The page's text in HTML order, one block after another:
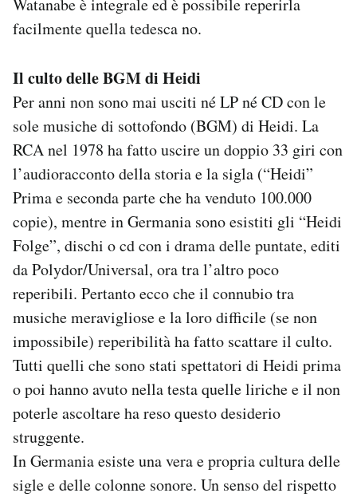
Watanabe è integrale ed è possibile reperirla
facilmente quella tedesca no.
Il culto delle BGM di Heidi
Per anni non sono mai usciti né LP né CD con le
sole musiche di sottofondo (BGM) di Heidi. La
RCA nel 1978 ha fatto uscire un doppio 33 giri con
l’audioracconto della storia e la sigla (“Heidi”
Prima e seconda parte che ha venduto 100.000
copie), mentre in Germania sono esistiti gli “Heidi
Folge”, dischi o cd con i drama delle puntate, editi
da Polydor/Universal, ora tra l’altro poco
reperibili. Pertanto ecco che il connubio tra
musiche meravigliose e la loro difficile (se non
impossibile) reperibilità ha fatto scattare il culto.
Tutti quelli che sono stati spettatori di Heidi prima
o poi hanno avuto nella testa quelle liriche e il non
poterle ascoltare ha reso questo desiderio
struggente.
In Germania esiste una vera e propria cultura delle
sigle e delle colonne sonore. Un senso del rispetto